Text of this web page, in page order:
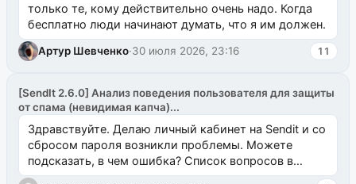
только те, кому действительно очень надо. Когда
бесплатно люди начинают думать, что я им должен.
Артур Шевченко·30 июля 2026, 23:16 11
[SendIt 2.6.0] Анализ поведения пользователя для защиты
от спама (невидимая капча)...
Здравствуйте. Делаю личный кабинет на Sendit и со
сбросом пароля возникли проблемы. Можете
подсказать, в чем ошибка? Список вопросов в
одноименном разделе на modx.pro пока пуст, и,...